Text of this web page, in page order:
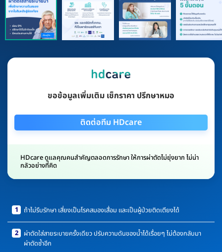
ขอข้อมูลเพิ่มเติม เช็กราคา ปรึกษาหมอ
ติดต่อทีม HDcare
HDcare ดูแลคุณคนสำคัญตลอดการรักษา ให้การผ่าตัดไม่ยุ่งยาก ไม่น่า
กลัวอย่างที่คิด
1 ถ้าไม่รีบรักษา เสี่ยงเป็นโรคสมองเสื่อม และเป็นผู้ป่วยติดเตียงได้
2
ผ่าตัดใส่สายระบายครั้งเดียว ปรับความดันของน้ำได้เรื่อยๆ ไม่ต้องกลับมา
ผ่าตัดซ้ำอีก